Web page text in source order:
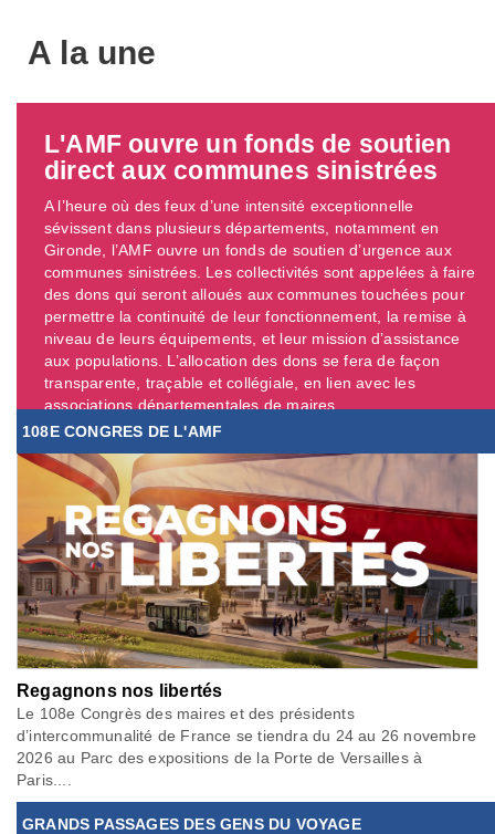
A la une
L'AMF ouvre un fonds de soutien
direct aux communes sinistrées
A l’heure où des feux d’une intensité exceptionnelle
sévissent dans plusieurs départements, notamment en
Gironde, l’AMF ouvre un fonds de soutien d’urgence aux
communes sinistrées. Les collectivités sont appelées à faire
des dons qui seront alloués aux communes touchées pour
permettre la continuité de leur fonctionnement, la remise à
niveau de leurs équipements, et leur mission d’assistance
aux populations. L’allocation des dons se fera de façon
transparente, traçable et collégiale, en lien avec les
associations départementales de maires. ...
108E CONGRES DE L'AMF
Regagnons nos libertés
Le 108e Congrès des maires et des présidents
d’intercommunalité de France se tiendra du 24 au 26 novembre
2026 au Parc des expositions de la Porte de Versailles à
Paris....
GRANDS PASSAGES DES GENS DU VOYAGE